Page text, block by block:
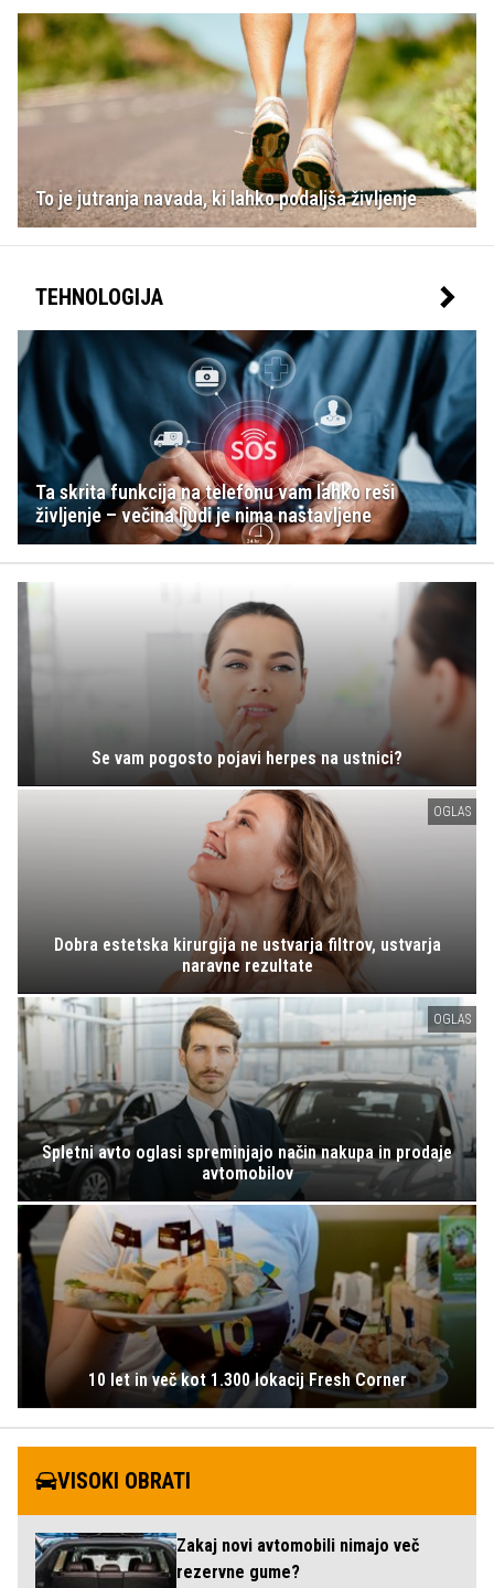
To je jutranja navada, ki lahko podaljša življenje
TEHNOLOGIJA
Ta skrita funkcija na telefonu vam lahko reši
življenje – večina ljudi je nima nastavljene
Se vam pogosto pojavi herpes na ustnici?
OGLAS
Dobra estetska kirurgija ne ustvarja filtrov, ustvarja
naravne rezultate
OGLAS
Spletni avto oglasi spreminjajo način nakupa in prodaje
avtomobilov
10 let in več kot 1.300 lokacij Fresh Corner
VISOKI OBRATI
Zakaj novi avtomobili nimajo več
rezervne gume?